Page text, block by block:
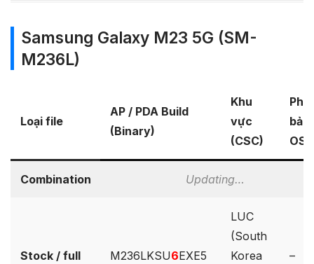
Samsung Galaxy M23 5G (SM-
M236L)
Loại file
AP / PDA Build
(Binary)
Khu
vực
(CSC)
bản
OS
Combination Updating…
Stock / full M236LKSU6EXE5
LUC
(South
Korea
–